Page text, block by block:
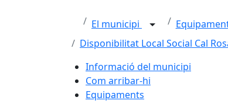
El municipi
Disponibilitat Local Social Cal
Informació del municipi
Com arribar-hi
Equipaments